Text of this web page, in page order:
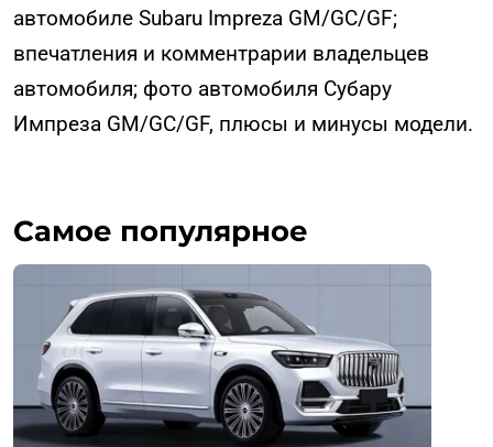
автомобиле Subaru Impreza GM/GC/GF;
впечатления и комментрарии владельцев
автомобиля; фото автомобиля Субару
Импреза GM/GC/GF, плюсы и минусы модели.
Самое популярное